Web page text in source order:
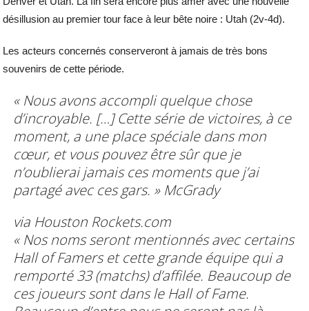
désillusion au premier tour face à leur bête noire : Utah (2v-4d).
Les acteurs concernés conserveront à jamais de très bons
souvenirs de cette période.
« Nous avons accompli quelque chose
d’incroyable. […] Cette série de victoires, à ce
moment, a une place spéciale dans mon
cœur, et vous pouvez être sûr que je
n’oublierai jamais ces moments que j’ai
partagé avec ces gars. » McGrady
via Houston Rockets.com
« Nos noms seront mentionnés avec certains
Hall of Famers et cette grande équipe qui a
remporté 33 (matchs) d’affilée. Beaucoup de
ces joueurs sont dans le Hall of Fame.